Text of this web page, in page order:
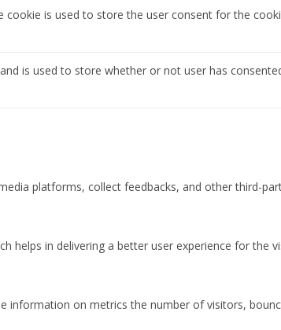
cookie is used to store the user consent for the
is used to store whether or not user has
platforms, collect feedbacks, and other third-
helps in delivering a better user experience for the
information on metrics the number of visitors,